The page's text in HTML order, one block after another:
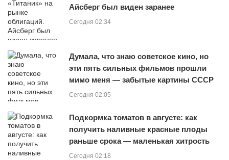
Айсберг был виден заранее
Сегодня 02:34
Думала, что знаю советское кино, но
эти пять сильных фильмов прошли
мимо меня — забытые картины СССР
Сегодня 02:05
Подкормка томатов в августе: как
получить наливные красные плоды
раньше срока — маленькая хитрость
Сегодня 02:18